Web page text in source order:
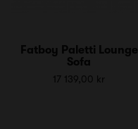
Fatboy Paletti Lounge
Sofa
17 139,00 kr